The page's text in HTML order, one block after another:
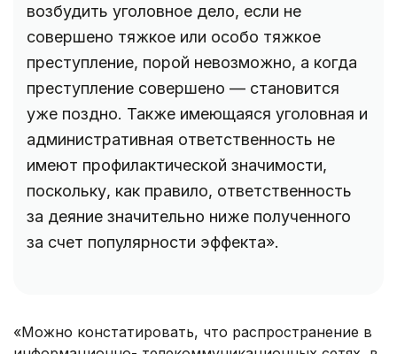
возбудить уголовное дело, если не
совершено тяжкое или особо тяжкое
преступление, порой невозможно, а когда
преступление совершено — становится
уже поздно. Также имеющаяся уголовная и
административная ответственность не
имеют профилактической значимости,
поскольку, как правило, ответственность
за деяние значительно ниже полученного
за счет популярности эффекта».
«Можно констатировать, что распространение в